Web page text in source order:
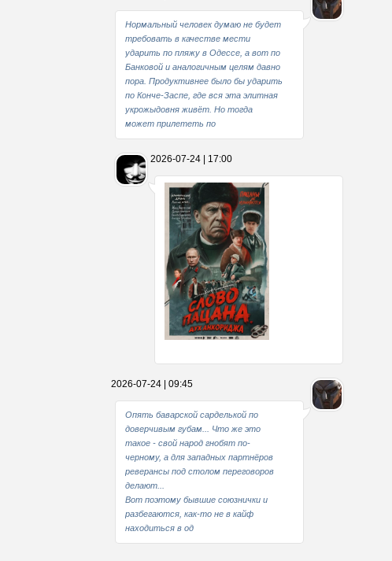
Нормальный человек думаю не будет
требовать в качестве мести
ударить по пляжу в Одессе, а вот по
Банковой и аналогичным целям давно
пора. Продуктивнее было бы ударить
по Конче-Заспе, где вся эта элитная
укрожыдовня живёт. Но тогда
может прилететь по
2026-07-24 | 17:00
2026-07-24 | 09:45
Опять баварской сарделькой по
доверчивым губам... Что же это
такое - свой народ гнобят по-
черному, а для западных партнёров
реверансы под столом переговоров
делают...
Вот поэтому бывшие союзнички и
разбегаются, как-то не в кайф
находиться в од